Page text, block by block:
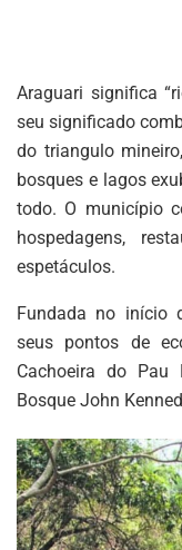
Araguari significa
seu significado
do triangulo
bosques e lagos
todo. O município
hospedagens,
espetáculos.
Fundada no início
seus pontos de
Cachoeira do Pau
Bosque John